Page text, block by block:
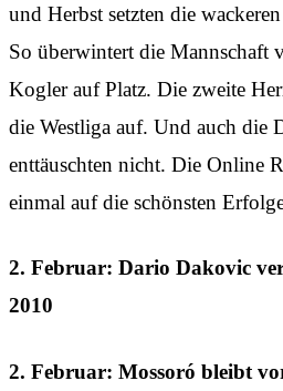
und Herbst setzten die
So überwintert die Mannschaft
Kogler auf Platz. Die zweite
die Westliga auf. Und auch die
enttäuschten nicht. Die Online
einmal auf die schönsten
2. Februar: Dario Dakovic
2010
2. Februar: Mossoró bleibt